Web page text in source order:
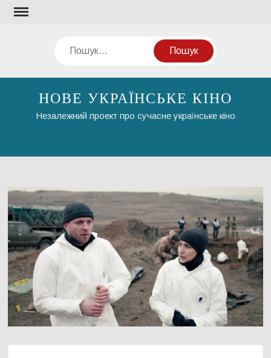
Перейти
Пошук
НОВЕ УКРАЇНСЬКЕ КІНО
Незалежний проект про сучасне українське кіно